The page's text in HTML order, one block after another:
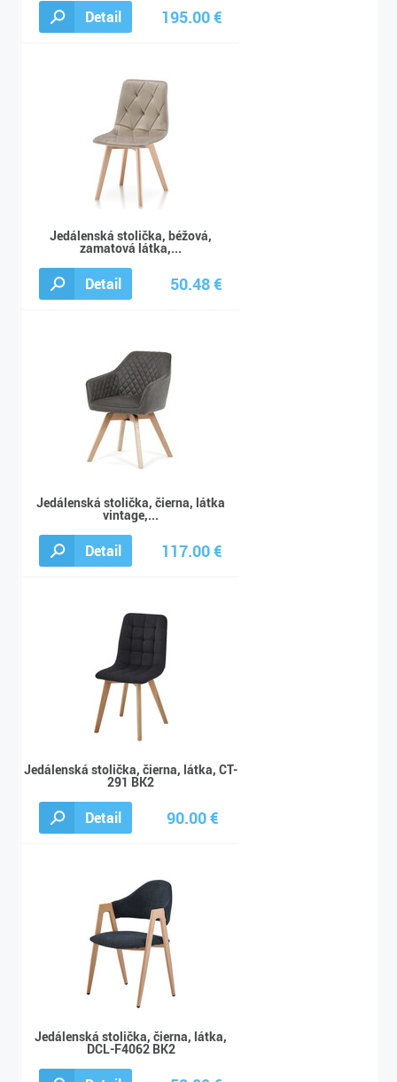
Detail 195.00 €
Jedálenská stolička, béžová,
zamatová látka,...
Detail 50.48 €
Jedálenská stolička, čierna, látka
vintage,...
Detail 117.00 €
Jedálenská stolička, čierna, látka, CT-
291 BK2
Detail 90.00 €
Jedálenská stolička, čierna, látka,
DCL-F4062 BK2